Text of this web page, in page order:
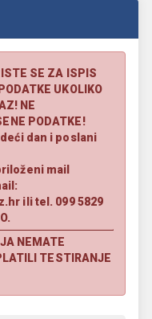
SE ZA ISPIS
UKOLIKO
NE
PODATKE!
dan i poslani
mail
ili tel. 099 5829
NEMATE
TESTIRANJE